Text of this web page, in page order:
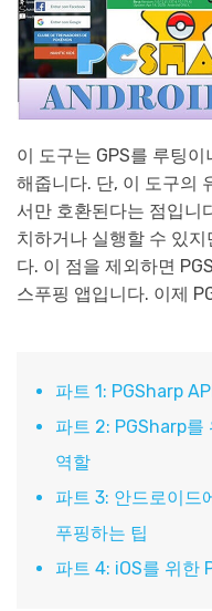
이 도구는 GPS를 루팅
해줍니다. 단, 이 도구의
서만 호환된다는 점입니
치하거나 실행할 수 있
다. 이 점을 제외하면
스푸핑 앱입니다. 이제
파트 1: PGSharp
파트 2: PGSharp를
역할
파트 3: 안드로이드
푸핑하는 팁
파트 4: iOS를 위한